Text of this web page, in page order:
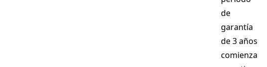
de
garantía
de 3 años
comienza